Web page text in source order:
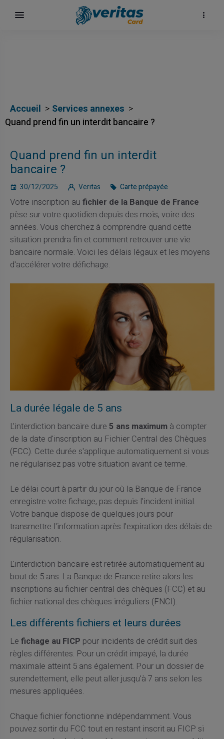
Accueil
Services annexes
Quand prend fin un interdit bancaire ?
Quand prend fin un interdit
bancaire ?
30/12/2025 Veritas Carte prépayée
Votre inscription au fichier de la Banque de France
pèse sur votre quotidien depuis des mois, voire des
années. Vous cherchez à comprendre quand cette
situation prendra fin et comment retrouver une vie
bancaire normale. Voici les délais légaux et les moyens
d'accélérer votre défichage.
La durée légale de 5 ans
L'interdiction bancaire dure 5 ans maximumà compter
de la date d'inscription au Fichier Central des Chèques
(FCC). Cette durée s'applique automatiquement si vous
ne régularisez pas votre situation avant ce terme.
Le délai court à partir du jour où la Banque de France
enregistre votre fichage, pas depuis l'incident initial.
Votre banque dispose de quelques jours pour
transmettre l'information après l'expiration des délais de
régularisation.
L'interdiction bancaire est retirée automatiquement au
bout de 5 ans. La Banque de France retire alors les
inscriptions au fichier central des chèques (FCC) et au
fichier national des chèques irréguliers (FNCI).
Les différents fichiers et leurs durées
Le fichage au FICP pour incidents de crédit suit des
règles différentes. Pour un crédit impayé, la durée
maximale atteint 5 ans également. Pour un dossier de
surendettement, elle peut aller jusqu'à 7 ans selon les
mesures appliquées.
Chaque fichier fonctionne indépendamment. Vous
pouvez sortir du FCC tout en restant inscrit au FICP si